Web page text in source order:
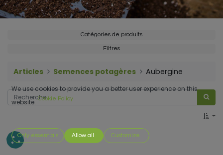
Catégories de produits
Filtres
Articles Semences potagères Aubergine
We use cookies to provide you a better user experience on this
website. Cookie Policy
Only essentials Allow all Customize